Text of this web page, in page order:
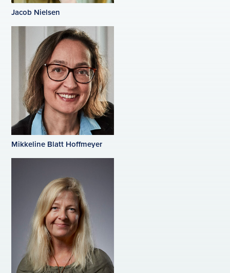
Jacob Nielsen
Mikkeline Blatt Hoffmeyer